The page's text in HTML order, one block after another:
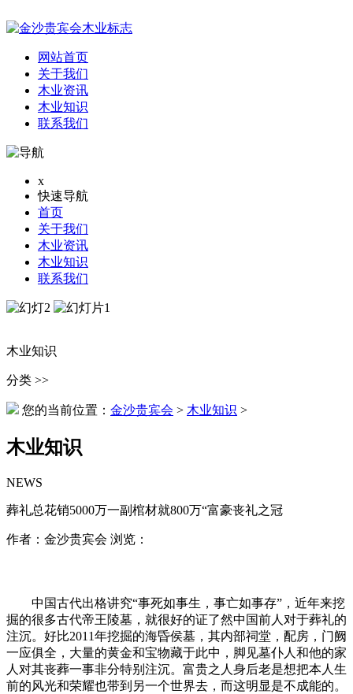
网站首页
关于我们
木业资讯
木业知识
联系我们
x
快速导航
首页
关于我们
木业资讯
木业知识
联系我们
木业知识
分类 >>
您的当前位置： 金沙贵宾会 > 木业知识 >
木业知识
NEWS
葬礼总花销5000万一副棺材就800万“富豪丧礼之冠
作者：金沙贵宾会 浏览：
中国古代出格讲究“事死如事生，事亡如事存”，近年来挖
掘的很多古代帝王陵墓，就很好的证了然中国前人对于葬礼的
注沉。好比2011年挖掘的海昏侯墓，其内部祠堂，配房，门阙
一应俱全，大量的黄金和宝物藏于此中，脚见墓仆人和他的家
人对其丧葬一事非分特别注沉。富贵之人身后老是想把本人生
前的风光和荣耀也带到另一个世界去，而这明显是不成能的。